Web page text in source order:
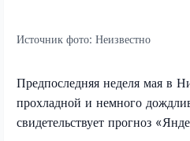
Источник фото: Неизвестно
Предпоследняя неделя мая в
прохладной и немного
свидетельствует прогноз